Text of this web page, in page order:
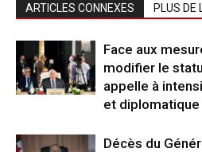
ARTICLES CONNEXES PLUS DE
Face aux
modifier le
appelle à
et diplomatique
Décès du